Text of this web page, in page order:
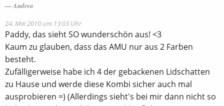
Andrea
24. Mai 2010 um 13:03 Uhr
Paddy, das sieht SO wunderschön aus! <3
Kaum zu glauben, dass das AMU nur aus 2 Farben
besteht.
Zufälligerweise habe ich 4 der gebackenen Lidschatten
zu Hause und werde diese Kombi sicher auch mal
ausprobieren =) (Allerdings sieht's bei mir dann nicht so